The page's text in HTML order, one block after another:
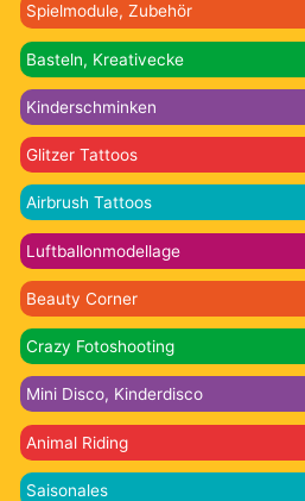
Spielmodule, Zubehör
Basteln, Kreativecke
Kinderschminken
Glitzer Tattoos
Airbrush Tattoos
Luftballonmodellage
Beauty Corner
Crazy Fotoshooting
Mini Disco, Kinderdisco
Animal Riding
Saisonales